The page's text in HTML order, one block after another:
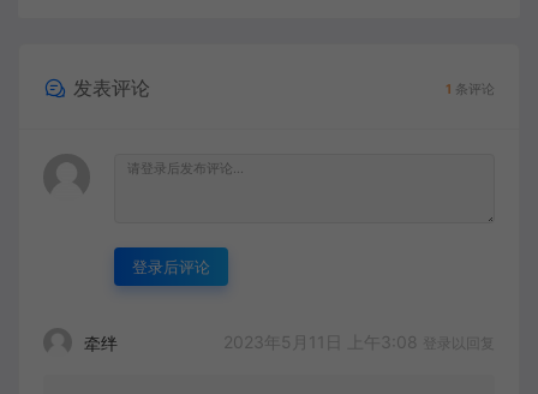
发表评论 1 条评论
登录后评论
牵绊 2023年5月11日 上午3:08 登录以回复